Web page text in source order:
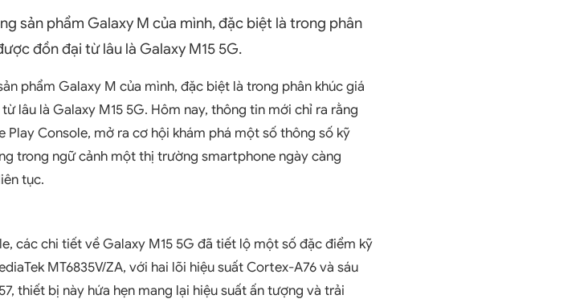
sản phẩm Galaxy M của mình, đặc biệt là trong phân
đồn đại từ lâu là Galaxy M15 5G.
phẩm Galaxy M của mình, đặc biệt là trong phân khúc giá
lâu là Galaxy M15 5G. Hôm nay, thông tin mới chỉ ra rằng
Console, mở ra cơ hội khám phá một số thông số kỹ
trong ngữ cảnh một thị trường smartphone ngày càng
tục.
các chi tiết về Galaxy M15 5G đã tiết lộ một số đặc điểm kỹ
MT6835V/ZA, với hai lõi hiệu suất Cortex-A76 và sáu
thiết bị này hứa hẹn mang lại hiệu suất ấn tượng và trải